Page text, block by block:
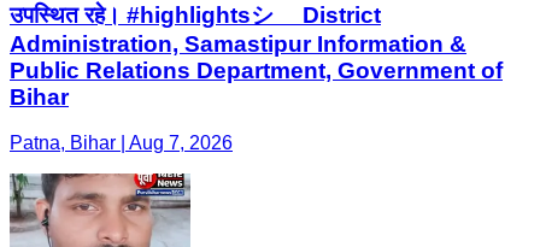
उपस्थित रहे। #highlightsシ゚ District
Administration, Samastipur Information &
Public Relations Department, Government of
Bihar
Patna, Bihar | Aug 7, 2026